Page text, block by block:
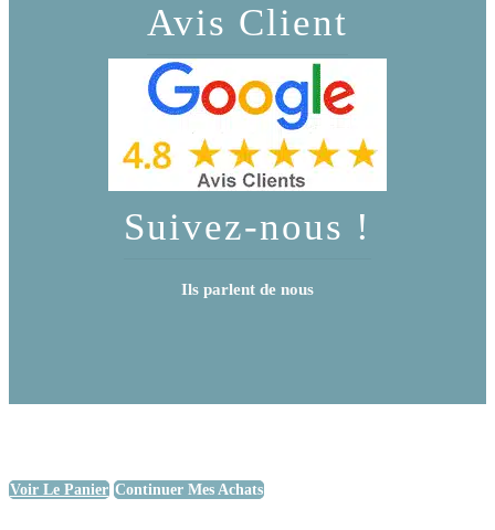
Avis Client
Suivez-nous !
Ils parlent de nous
Voir Le Panier Continuer Mes Achats